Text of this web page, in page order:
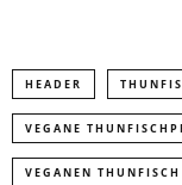
HEADER
VEGANE
VEGANEN